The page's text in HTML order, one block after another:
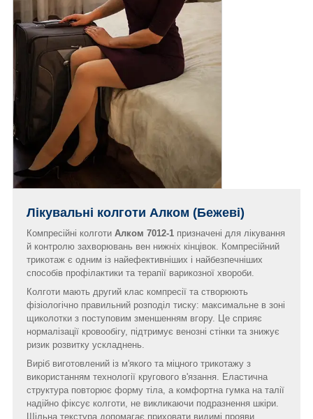
Лікувальні колготи Алком (Бежеві)
Компресійні колготи Алком 7012-1 призначені для лікування
й контролю захворювань вен нижніх кінцівок. Компресійний
трикотаж є одним із найефективніших і найбезпечніших
способів профілактики та терапії варикозної хвороби.
Колготи мають другий клас компресії та створюють
фізіологічно правильний розподіл тиску: максимальне в зоні
щиколотки з поступовим зменшенням вгору. Це сприяє
нормалізації кровообігу, підтримує венозні стінки та знижує
ризик розвитку ускладнень.
Виріб виготовлений із м'якого та міцного трикотажу з
використанням технології кругового в'язання. Еластична
структура повторює форму тіла, а комфортна гумка на талії
надійно фіксує колготи, не викликаючи подразнення шкіри.
Щільна текстура допомагає приховати видимі прояви